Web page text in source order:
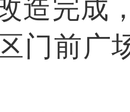
造完成
门前广